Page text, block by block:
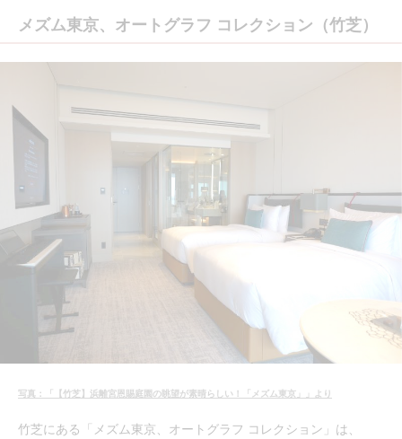
メズム東京、オートグラフ コレクション（竹芝）
写真：「【竹芝】浜離宮恩賜庭園の眺望が素晴らしい！「メズム東京」」より
竹芝にある「メズム東京、オートグラフ コレクション」は、